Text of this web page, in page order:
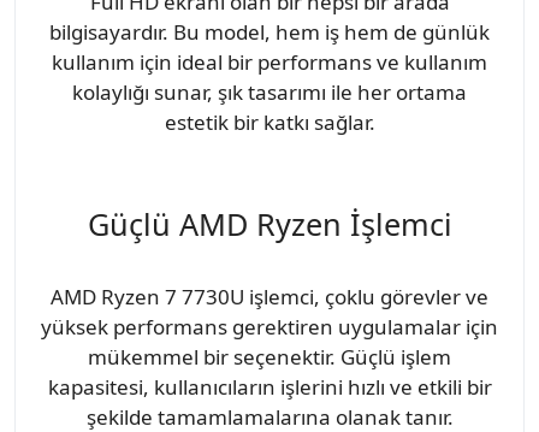
bilgisayardır. Bu model, hem iş hem de günlük
kullanım için ideal bir performans ve kullanım
kolaylığı sunar, şık tasarımı ile her ortama
estetik bir katkı sağlar.
Güçlü AMD Ryzen İşlemci
AMD Ryzen 7 7730U işlemci, çoklu görevler ve
yüksek performans gerektiren uygulamalar için
mükemmel bir seçenektir. Güçlü işlem
kapasitesi, kullanıcıların işlerini hızlı ve etkili bir
şekilde tamamlamalarına olanak tanır.